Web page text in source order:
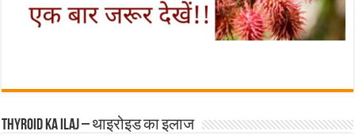
Thyroid ka ilaj – थाइरोइड का इलाज